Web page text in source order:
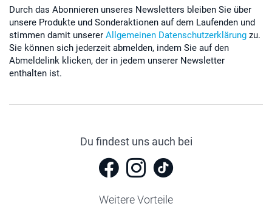
Durch das Abonnieren unseres Newsletters bleiben Sie über
unsere Produkte und Sonderaktionen auf dem Laufenden und
stimmen damit unserer Allgemeinen Datenschutzerklärung zu.
Sie können sich jederzeit abmelden, indem Sie auf den
Abmeldelink klicken, der in jedem unserer Newsletter
enthalten ist.
Du findest uns auch bei
Weitere Vorteile